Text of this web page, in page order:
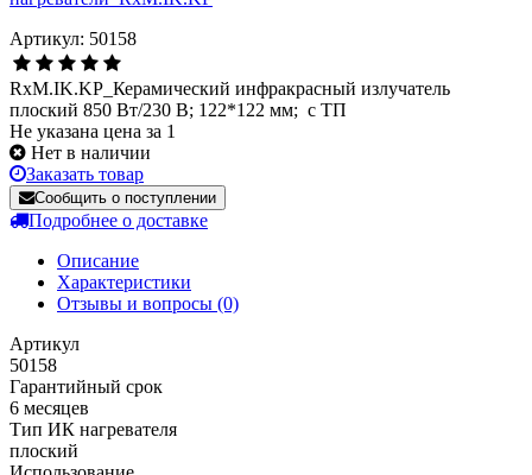
Артикул: 50158
RxM.IK.KP_Керамический инфракрасный излучатель
плоский 850 Вт/230 В; 122*122 мм; с ТП
Не указана цена за 1
Нет в наличии
Заказать товар
Сообщить о поступлении
Подробнее о доставке
Описание
Характеристики
Отзывы и вопросы (0)
Артикул
50158
Гарантийный срок
6 месяцев
Тип ИК нагревателя
плоский